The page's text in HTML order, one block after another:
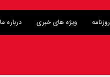
روزنامه ویژه های خبری درباره ما